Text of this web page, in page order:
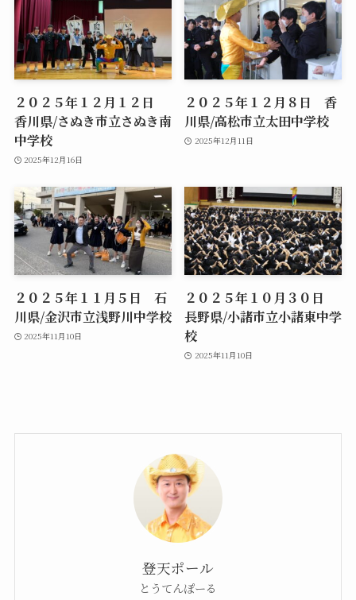
２０２５年１２月１２日
香川県/さぬき市立さぬき南
中学校
2025年12月16日
２０２５年１２月８日 香
川県/高松市立太田中学校
2025年12月11日
２０２５年１１月５日 石
川県/金沢市立浅野川中学校
2025年11月10日
２０２５年１０月３０日
長野県/小諸市立小諸東中学
校
2025年11月10日
登天ポール
とうてんぽーる